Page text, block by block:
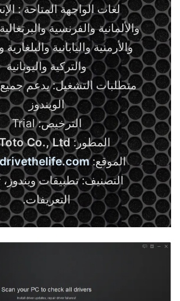
لغات الواجهة المتاحة :
والألمانية والفرنسية
والأرمنية واليابانية والبلغارية
والتركية واليونانية
متطلبات التشغيل: يدعم
الويندوز
الترخيص: Trial
المطور:OSToto Co., Ltd
الموقع:
التصنيف: تطبيقات
التعريفات.